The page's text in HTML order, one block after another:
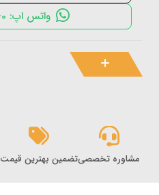
واتس اپ: 2906860-0930
مشاوره تخصصیتضمین بهترین قیمت